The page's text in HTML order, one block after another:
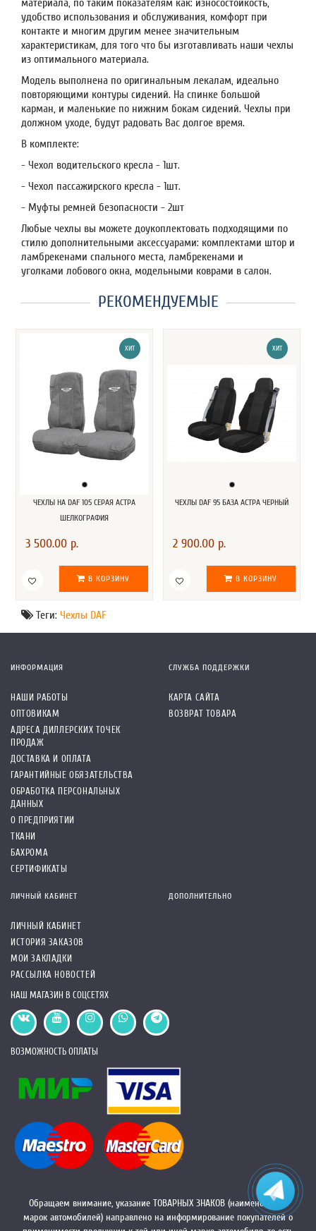
материала, по таким показателям как: износостойкость,
удобство использования и обслуживания, комфорт при
контакте и многим другим менее значительным
характеристикам, для того что бы изготавливать наши чехлы
из оптимального материала.
Модель выполнена по оригинальным лекалам, идеально
повторяющими контуры сидений. На спинке большой
карман, и маленькие по нижним бокам сидений. Чехлы при
должном уходе, будут радовать Вас долгое время.
В комплекте:
- Чехол водительского кресла - 1шт.
- Чехол пассажирского кресла - 1шт.
- Муфты ремней безопасности - 2шт
Любые чехлы вы можете доукоплектовать подходящими по
стилю дополнительными аксессуарами: комплектами штор и
ламбрекенами спального места, ламбрекенами и
уголками лобового окна, модельными коврами в салон.
РЕКОМЕНДУЕМЫЕ
ХИТ
ЧЕХЛЫ НА DAF 105 СЕРАЯ АСТРА
ШЕЛКОГРАФИЯ
3 500.00 р.
В КОРЗИНУ
ХИТ
ЧЕХЛЫ DAF 95 БАЗА АСТРА ЧЕРНЫЙ
2 900.00 р.
В КОРЗИНУ
Теги: Чехлы DAF
ИНФОРМАЦИЯ
НАШИ РАБОТЫ
ОПТОВИКАМ
АДРЕСА ДИЛЛЕРСКИХ ТОЧЕК
ПРОДАЖ
ДОСТАВКА И ОПЛАТА
ГАРАНТИЙНЫЕ ОБЯЗАТЕЛЬСТВА
ОБРАБОТКА ПЕРСОНАЛЬНЫХ
ДАННЫХ
О ПРЕДПРИЯТИИ
ТКАНИ
БАХРОМА
СЕРТИФИКАТЫ
СЛУЖБА ПОДДЕРЖКИ
КАРТА САЙТА
ВОЗВРАТ ТОВАРА
ЛИЧНЫЙ КАБИНЕТ
ЛИЧНЫЙ КАБИНЕТ
ИСТОРИЯ ЗАКАЗОВ
МОИ ЗАКЛАДКИ
РАССЫЛКА НОВОСТЕЙ
ДОПОЛНИТЕЛЬНО
НАШ МАГАЗИН В СОЦСЕТЯХ
ВОЗМОЖНОСТЬ ОПЛАТЫ
Обращаем внимание, указание ТОВАРНЫХ ЗНАКОВ (наименований
марок автомобилей) направлено на информирование покупателей о